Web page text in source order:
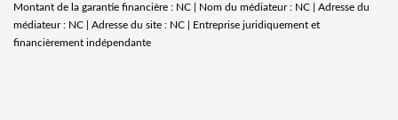
Montant de la garantie financière : NC | Nom du médiateur : NC | Adresse du
médiateur : NC | Adresse du site : NC | Entreprise juridiquement et
financièrement indépendante